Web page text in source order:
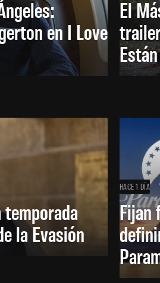
en I Love
El
la Evasión
HACE 1 DÍA
Fijan